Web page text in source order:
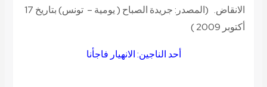
الانقاض.
(المصدر: جريدة الصباح ( يومية – تونس) بتاريخ 17
أكتوبر 2009 )
أحد الناجين: الانهيار فاجأنا